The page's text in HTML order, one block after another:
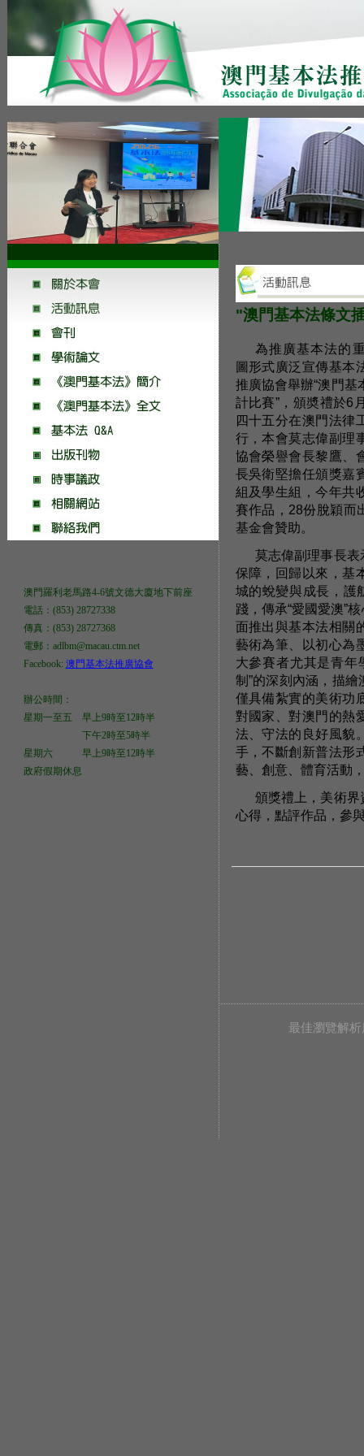
澳門羅利老馬路4-6號文德大廈地下前座
電話：(853) 28727338
傳真：(853) 28727368
電郵：adlbm@macau.ctm.net
Facebook: 澳門基本法推廣協會
辦公時間：
星期一至五 早上9時至12時半
下午2時至5時半
星期六 早上9時至12時半
政府假期休息
"澳門基本法條文
為推廣基本法的
圖形式廣泛宣傳基本
推廣協會舉辦“澳門基
計比賽”，頒奬禮於6
四十五分在澳門法律
行，本會莫志偉副理
協會榮譽會長黎鷹、
長吳衛堅擔任頒獎嘉
組及學生組，今年共
賽作品，28份脫穎而
基金會贊助。
莫志偉副理事長
保障，回歸以來，基
城的蛻變與成長，護
踐，傳承“愛國愛澳”
面推出與基本法相關
藝術為筆、以初心為
大參賽者尤其是青年
制”的深刻內涵，描
僅具備紮實的美術功
對國家、對澳門的熱
法、守法的良好風貌
手，不斷創新普法形
藝、創意、體育活動
頒獎禮上，美術
心得，點評作品，參
最佳瀏覽解